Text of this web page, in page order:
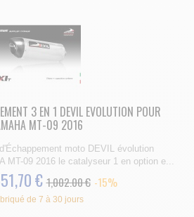
3 EN 1 DEVIL EVOLUTION POUR
MT-09 2016
moto DEVIL évolution
MT-09 2016 le catalyseur 1 en option e...
€ 1,002.00 € -15%
de 7 à 30 jours